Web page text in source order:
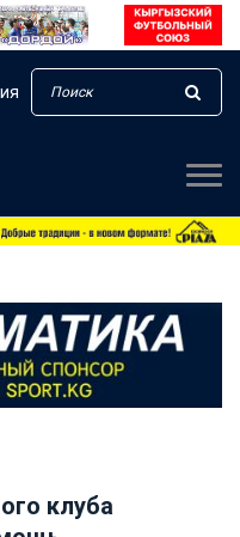
клуба